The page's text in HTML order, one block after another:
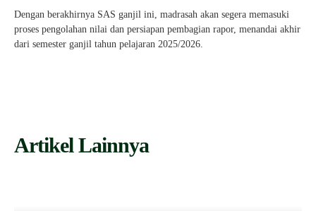
Dengan berakhirnya SAS ganjil ini, madrasah akan segera memasuki
proses pengolahan nilai dan persiapan pembagian rapor, menandai akhir
dari semester ganjil tahun pelajaran 2025/2026.
Artikel Lainnya